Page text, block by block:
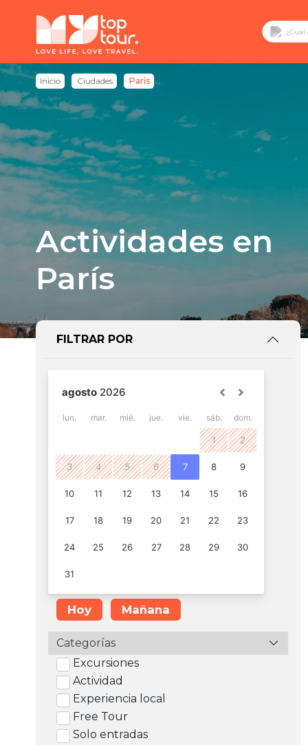
Inicio Ciudades París
Actividades en
París
FILTRAR POR
Hoy Mañana
Categorías
Excursiones
Actividad
Experiencia local
Free Tour
Solo entradas